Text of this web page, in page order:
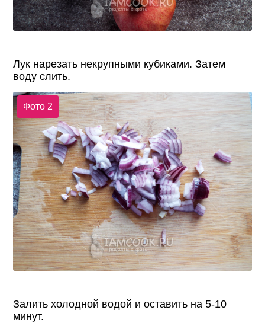
Лук нарезать некрупными кубиками. Затем
воду слить.
Фото 2
Залить холодной водой и оставить на 5-10
минут.